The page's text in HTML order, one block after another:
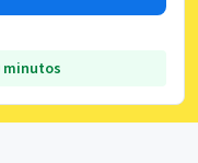
minutos